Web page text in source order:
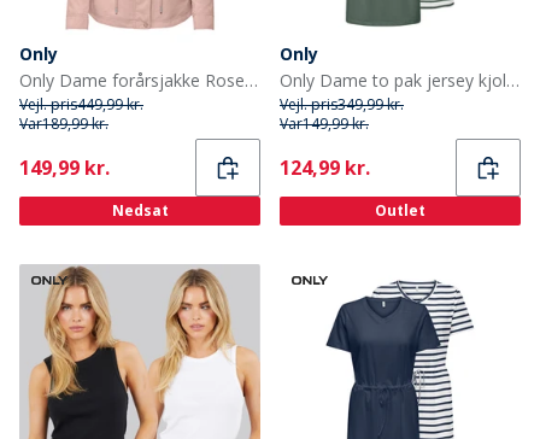
Only
Only Dame forårsjakke Rose Smoke
Vejl. pris449,99 kr.
Var189,99 kr.
Current
149,99 kr.
Nedsat
Only
Only Dame to pak jersey kjoler laurbærkrans
Vejl. pris349,99 kr.
Var149,99 kr.
Current
124,99 kr.
Outlet